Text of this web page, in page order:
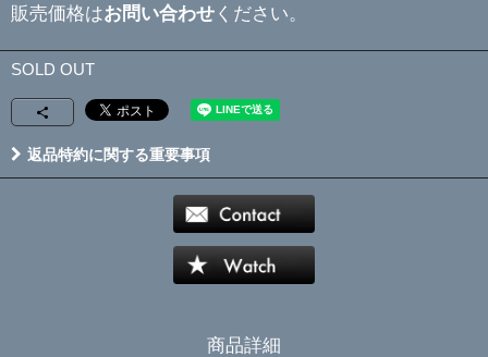
販売価格はお問い合わせ ください。
SOLD OUT
返品特約に関する重要事項
商品詳細